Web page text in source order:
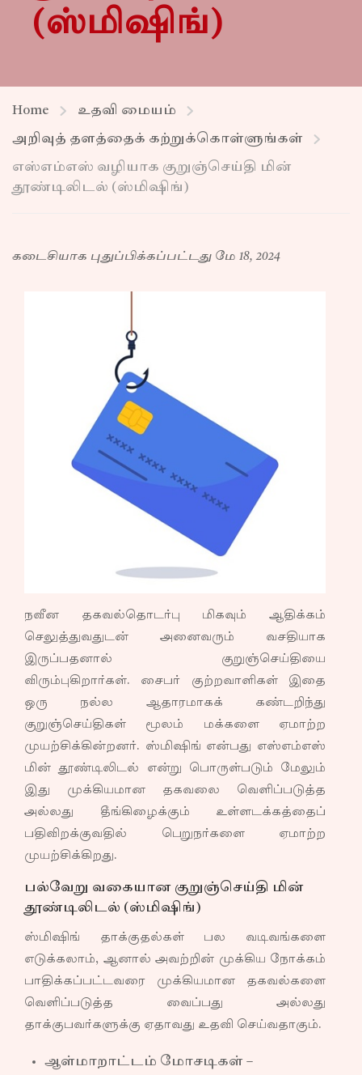
(ஸ்மிஷிங்)
Home உதவி மையம்
அறிவுத் தளத்தைக் கற்றுக்கொள்ளுங்கள்
எஸ்எம்எஸ் வழியாக குறுஞ்செய்தி மின்
தூண்டிலிடல் (ஸ்மிஷிங்)
கடைசியாக புதுப்பிக்கப்பட்டது மே 18, 2024
நவீன தகவல்தொடர்பு மிகவும் ஆதிக்கம்
செலுத்துவதுடன் அனைவரும் வசதியாக
இருப்பதனால் குறுஞ்செய்தியை
விரும்புகிறார்கள். சைபர் குற்றவாளிகள் இதை
ஒரு நல்ல ஆதாரமாகக் கண்டறிந்து
குறுஞ்செய்திகள் மூலம் மக்களை ஏமாற்ற
முயற்சிக்கின்றனர். ஸ்மிஷிங் என்பது எஸ்எம்எஸ்
மின் தூண்டிலிடல் என்று பொருள்படும் மேலும்
இது முக்கியமான தகவலை வெளிப்படுத்த
அல்லது தீங்கிழைக்கும் உள்ளடக்கத்தைப்
பதிவிறக்குவதில் பெறுநர்களை ஏமாற்ற
முயற்சிக்கிறது.
பல்வேறு வகையான குறுஞ்செய்தி மின்
தூண்டிலிடல் (ஸ்மிஷிங்)
ஸ்மிஷிங் தாக்குதல்கள் பல வடிவங்களை
எடுக்கலாம், ஆனால் அவற்றின் முக்கிய நோக்கம்
பாதிக்கப்பட்டவரை முக்கியமான தகவல்களை
வெளிப்படுத்த வைப்பது அல்லது
தாக்குபவர்களுக்கு ஏதாவது உதவி செய்வதாகும்.
ஆள்மாறாட்டம் மோசடிகள் –